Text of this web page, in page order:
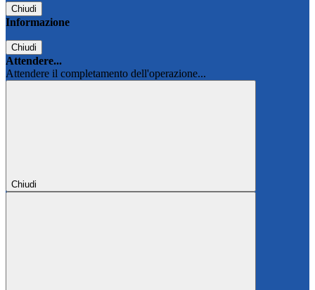
Chiudi
Informazione
Chiudi
Attendere...
Attendere il completamento dell'operazione...
Chiudi